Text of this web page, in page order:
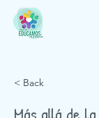
< Back